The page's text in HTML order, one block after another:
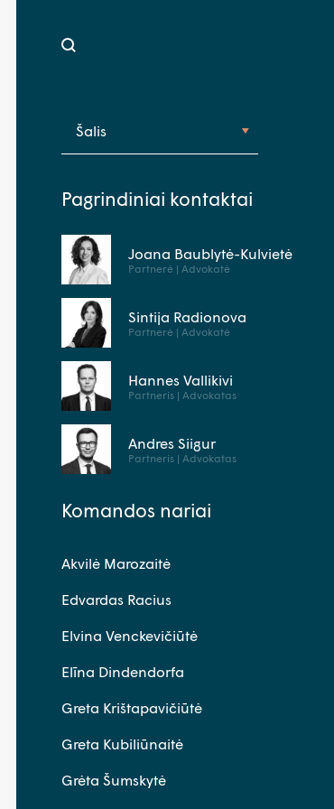
Šalis
Pagrindiniai kontaktai
Joana Baublytė-Kulvietė
Partnerė | Advokatė
Sintija Radionova
Partnerė | Advokatė
Hannes Vallikivi
Partneris | Advokatas
Andres Siigur
Partneris | Advokatas
Komandos nariai
Akvilė Marozaitė
Edvardas Racius
Elvina Venckevičiūtė
Elīna Dindendorfa
Greta Krištapavičiūtė
Greta Kubiliūnaitė
Grėta Šumskytė